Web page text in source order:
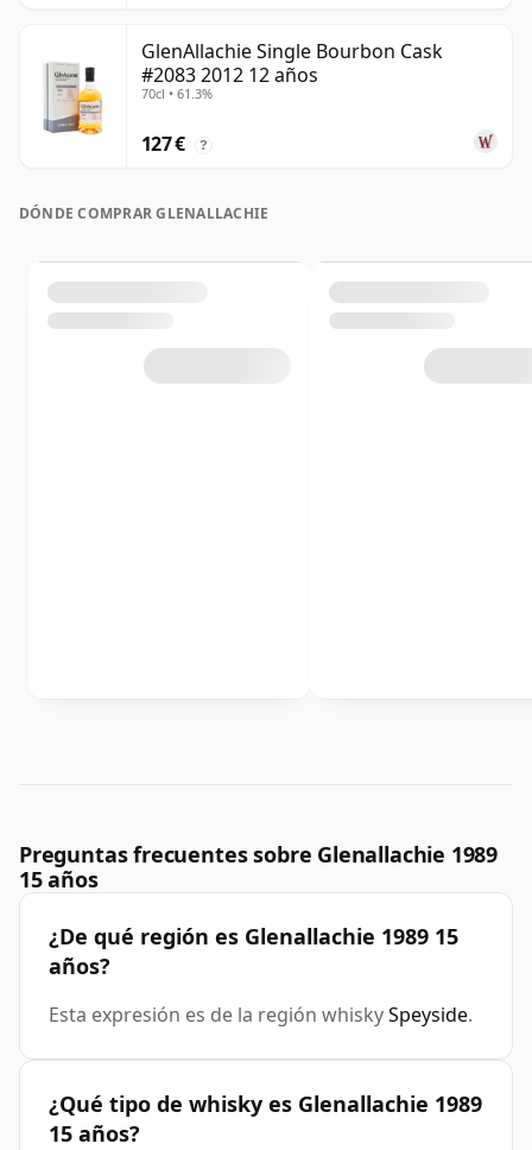
GlenAllachie Single Bourbon Cask
#2083 2012 12 años
70cl • 61.3%
127 € ?
DÓNDE COMPRAR GLENALLACHIE
Preguntas frecuentes sobre Glenallachie 1989
15 años
¿De qué región es Glenallachie 1989 15
años?
Esta expresión es de la región whiskySpeyside.
¿Qué tipo de whisky es Glenallachie 1989
15 años?